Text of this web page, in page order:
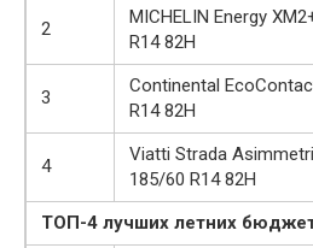
2
MICHELIN Energy
R14 82H
3
Continental
R14 82H
4
Viatti Strada
185/60 R14 82H
ТОП-4 лучших летних